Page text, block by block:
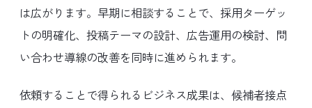
は広がります。早期に相談することで、採用ターゲッ
トの明確化、投稿テーマの設計、広告運用の検討、問
い合わせ導線の改善を同時に進められます。
依頼することで得られるビジネス成果は、候補者接点